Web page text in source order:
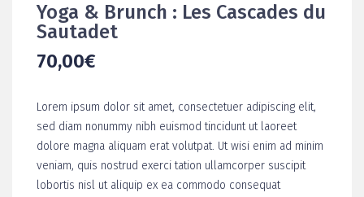
Yoga & Brunch : Les Cascades du
Sautadet
70,00€
Lorem ipsum dolor sit amet, consectetuer adipiscing elit,
sed diam nonummy nibh euismod tincidunt ut laoreet
dolore magna aliquam erat volutpat. Ut wisi enim ad minim
veniam, quis nostrud exerci tation ullamcorper suscipit
lobortis nisl ut aliquip ex ea commodo consequat